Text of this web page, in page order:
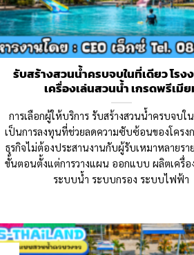
รับสร้างสวนน้ำครบจบในที่เดียว โรง
เครื่องเล่นสวนน้ำ เกรดพรีเมี
การเลือกผู้ให้บริการ รับสร้างสวนน้ำครบจบใ
เป็นการลงทุนที่ช่วยลดความซับซ้อนของโครงก
ธุรกิจไม่ต้องประสานงานกับผู้รับเหมาหลายรา
ขั้นตอนตั้งแต่การวางแผน ออกแบบ ผลิตเครื่อ
ระบบน้ำ ระบบกรอง ระบบไฟฟ้า